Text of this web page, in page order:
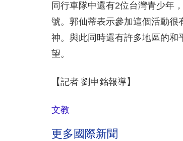
同行車隊中還有2位台灣青少年
號。郭仙蒂表示參加這個活動
神。與此同時還有許多地區的和
望。
【記者 劉申銘報導】
文教
更多國際新聞